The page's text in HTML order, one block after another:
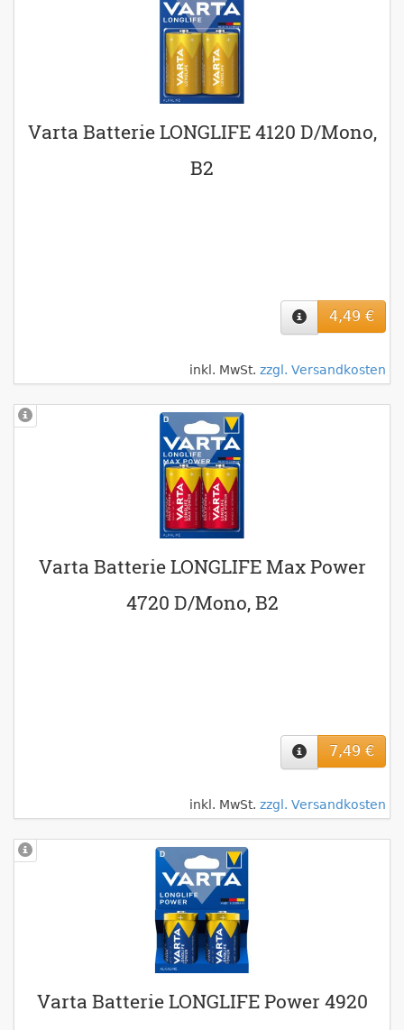
Varta Batterie LONGLIFE 4120 D/Mono,
B2
4,49 €
inkl. MwSt. zzgl. Versandkosten
Varta Batterie LONGLIFE Max Power
4720 D/Mono, B2
7,49 €
inkl. MwSt. zzgl. Versandkosten
Varta Batterie LONGLIFE Power 4920